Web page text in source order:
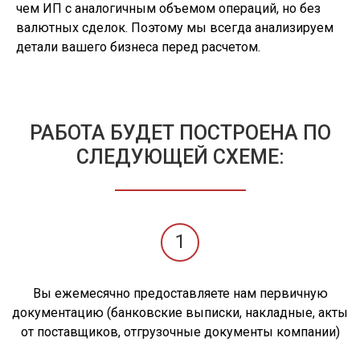
чем ИП с аналогичным объемом операций, но без
валютных сделок. Поэтому мы всегда анализируем
детали вашего бизнеса перед расчетом.
РАБОТА БУДЕТ ПОСТРОЕНА ПО
СЛЕДУЮЩЕЙ СХЕМЕ:
1
Вы ежемесячно предоставляете нам первичную
документацию (банковские выписки, накладные, акты
от поставщиков, отгрузочные документы компании)